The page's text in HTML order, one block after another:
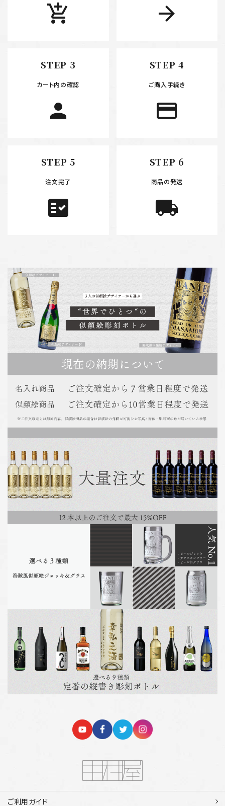
add_shopping_cart arrow_forward
STEP 3
カート内の確認
person
STEP 4
ご購入手続き
payment
STEP 5
注文完了
fact_check
STEP 6
商品の発送
local_shipping
ご利用ガイド